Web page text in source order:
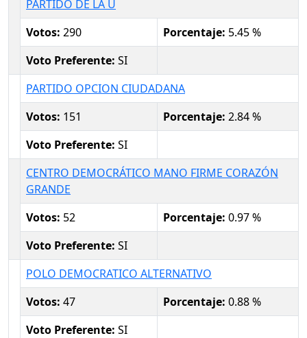
PARTIDO DE LA U
Votos: 290 Porcentaje: 5.45 %
Voto Preferente: SI
PARTIDO OPCION CIUDADANA
Votos: 151 Porcentaje: 2.84 %
Voto Preferente: SI
CENTRO DEMOCRÁTICO MANO FIRME CORAZÓN
GRANDE
Votos: 52 Porcentaje: 0.97 %
Voto Preferente: SI
POLO DEMOCRATICO ALTERNATIVO
Votos: 47 Porcentaje: 0.88 %
Voto Preferente: SI